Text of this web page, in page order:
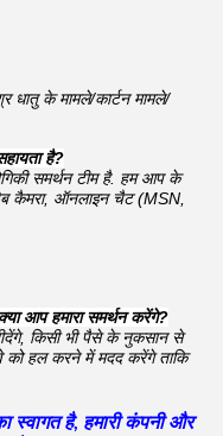
धातु के मामले/कार्टन मामले/
है?
समर्थन टीम है. हम आप के
कैमरा, ऑनलाइन चैट (MSN,
आप हमारा समर्थन करेंगे?
किसी भी पैसे के नुकसान से
को हल करने में मदद करेंगे ताकि
स्वागत है, हमारी कंपनी और